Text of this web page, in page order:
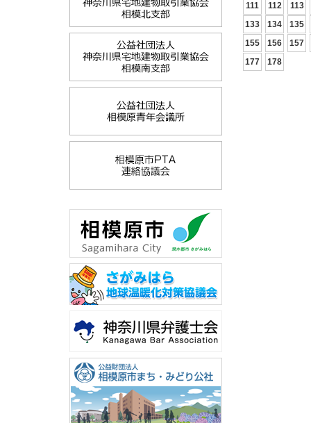
111
112
113
133
134
135
155
156
157
177
178